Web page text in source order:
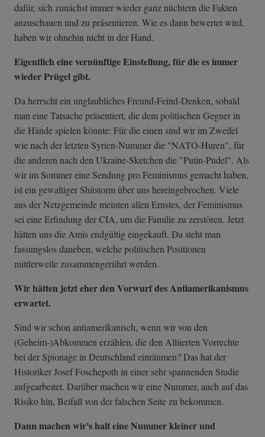
dafür, sich zunächst immer wieder ganz nüchtern die Fakten
anzuschauen und zu präsentieren. Wie es dann bewertet wird,
haben wir ohnehin nicht in der Hand.
Eigentlich eine vernünftige Einstellung, für die es immer
wieder Prügel gibt.
Da herrscht ein unglaubliches Freund-Feind-Denken, sobald
man eine Tatsache präsentiert, die dem politischen Gegner in
die Hände spielen könnte: Für die einen sind wir im Zweifel
wie nach der letzten Syrien-Nummer die "NATO-Huren", für
die anderen nach den Ukraine-Sketchen die "Putin-Pudel". Als
wir im Sommer eine Sendung pro Feminismus gemacht haben,
ist ein gewaltiger Shitstorm über uns hereingebrochen. Viele
aus der Netzgemeinde meinten allen Ernstes, der Feminismus
sei eine Erfindung der CIA, um die Familie zu zerstören. Jetzt
hätten uns die Amis endgültig eingekauft. Da steht man
fassungslos daneben, welche politischen Positionen
mittlerweile zusammengerührt werden.
Wir hätten jetzt eher den Vorwurf des Antiamerikanismus
erwartet.
Sind wir schon antiamerikanisch, wenn wir von den
(Geheim-)Abkommen erzählen, die den Alliierten Vorrechte
bei der Spionage in Deutschland einräumen? Das hat der
Historiker Josef Foschepoth in einer sehr spannenden Studie
aufgearbeitet. Darüber machen wir eine Nummer, auch auf das
Risiko hin, Beifall von der falschen Seite zu bekommen.
Dann machen wir's halt eine Nummer kleiner und